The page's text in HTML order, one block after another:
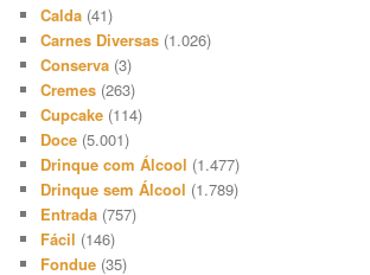
Calda (41)
Carnes Diversas (1.026)
Conserva (3)
Cremes (263)
Cupcake (114)
Doce (5.001)
Drinque com Álcool (1.477)
Drinque sem Álcool (1.789)
Entrada (757)
Fácil (146)
Fondue (35)